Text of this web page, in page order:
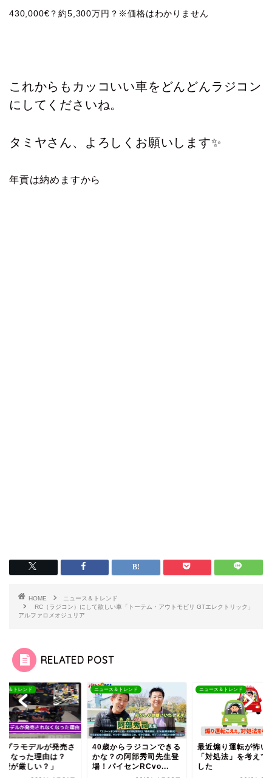
430,000€？約5,300万円？※価格はわかりません
これからもカッコいい車をどんどんラジコン
にしてくださいね。
タミヤさん、よろしくお願いします✨
年貢は納めますから
HOME
ニュース＆トレンド
RC（ラジコン）にして欲しい車「トーテム・アウトモビリ GTエレクトリック」
アルファロメオジュリア
RELATED POST
ス＆トレンド
プラモデルが発売さ
くなった理由は？
権が厳しい？」
ニュース＆トレンド
40歳からラジコンできる
かな？の阿部秀司先生登
場！パイセンRCvo...
ニュース＆トレンド
最近煽り運転が怖い
「対処法」を考えて
した